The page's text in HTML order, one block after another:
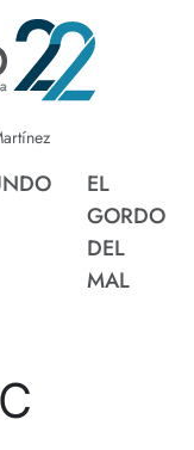
EL
GORDO
DEL
MAL
C